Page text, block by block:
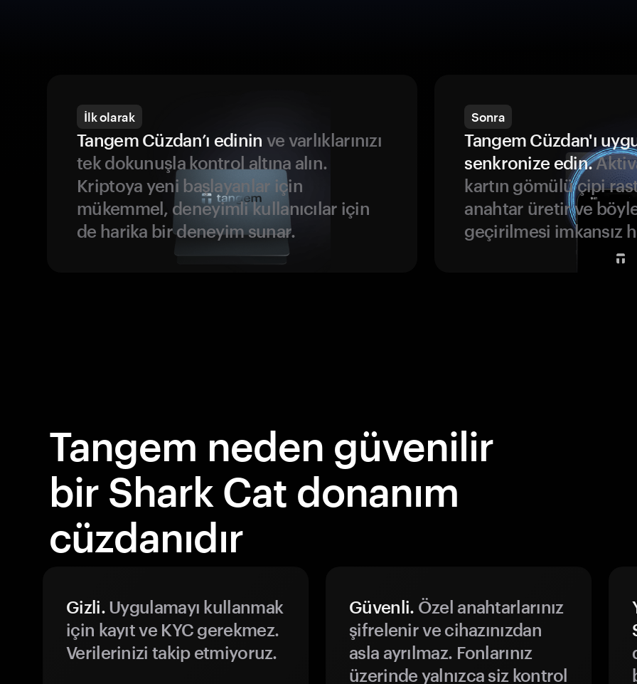
İlk olarak
Tangem Cüzdan’ı edinin ve varlıklarınızı
tek dokunuşla kontrol altına alın.
Kriptoya yeni başlayanlar için
mükemmel, deneyimli kullanıcılar için
de harika bir deneyim sunar.
Sonra
Tangem Cüzdan'ı
senkronize edin.
kartın gömülü çipi
anahtar üretir ve
geçirilmesi imkansız
Tangem neden güvenilir
bir Shark Cat donanım
cüzdanıdır
Gizli.Uygulamayı kullanmak
için kayıt ve KYC gerekmez.
Verilerinizi takip etmiyoruz.
Güvenli. Özel anahtarlarınız
şifrelenir ve cihazınızdan
asla ayrılmaz. Fonlarınız
üzerinde yalnızca siz kontrol